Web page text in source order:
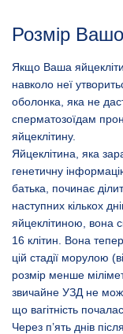
Розмір
Якщо Ваша
навколо неї
оболонка, яка не
сперматозоїдам
яйцеклітину.
Яйцеклітина, яка
генетичну
батька, починає
наступних кількох
яйцеклітиною, вона
16 клітин. Вона
цій стадії морулою
розмір менше
звичайне УЗД не
що вагітність
Через п’ять днів